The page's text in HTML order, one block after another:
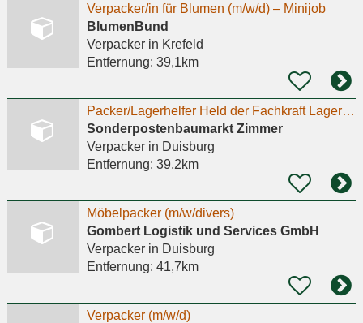
Verpacker/in für Blumen (m/w/d) – Minijob
BlumenBund
Verpackerin Krefeld
Entfernung: 39,1km
Packer/Lagerhelfer Held der Fachkraft Lagerlogistik (m/w/d)
Sonderpostenbaumarkt Zimmer
Verpackerin Duisburg
Entfernung: 39,2km
Möbelpacker (m/w/divers)
Gombert Logistik und Services GmbH
Verpackerin Duisburg
Entfernung: 41,7km
Verpacker (m/w/d)